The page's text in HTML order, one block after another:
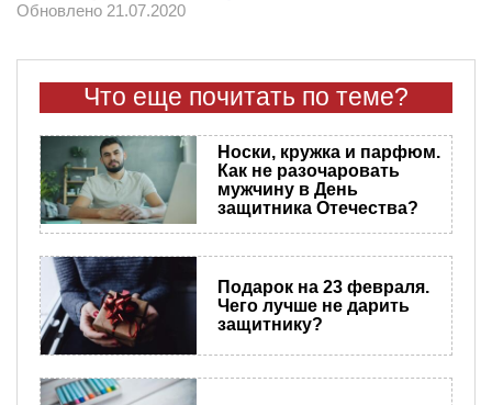
Обновлено 21.07.2020
Что еще почитать по теме?
Носки, кружка и парфюм.
Как не разочаровать
мужчину в День
защитника Отечества?
Подарок на 23 февраля.
Чего лучше не дарить
защитнику?